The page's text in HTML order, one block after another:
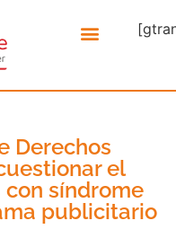
Derechos
el
síndrome
publicitario